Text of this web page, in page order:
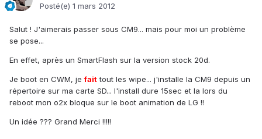
Posté(e) 1 mars 2012
Salut ! J'aimerais passer sous CM9... mais pour moi un problème
se pose...
En effet, après un SmartFlash sur la version stock 20d.
Je boot en CWM, jefaittout les wipe... j'installe la CM9 depuis un
répertoire sur ma carte SD... l'install dure 15sec et la lors du
reboot mon o2x bloque sur le boot animation de LG !!
Un idée ??? Grand Merci !!!!!